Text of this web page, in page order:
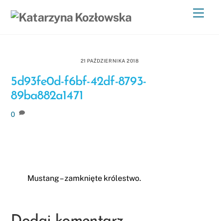
21 PAŹDZIERNIKA 2018
5d93fe0d-f6bf-42df-8793-
89ba882a1471
0
Mustang – zamknięte królestwo.